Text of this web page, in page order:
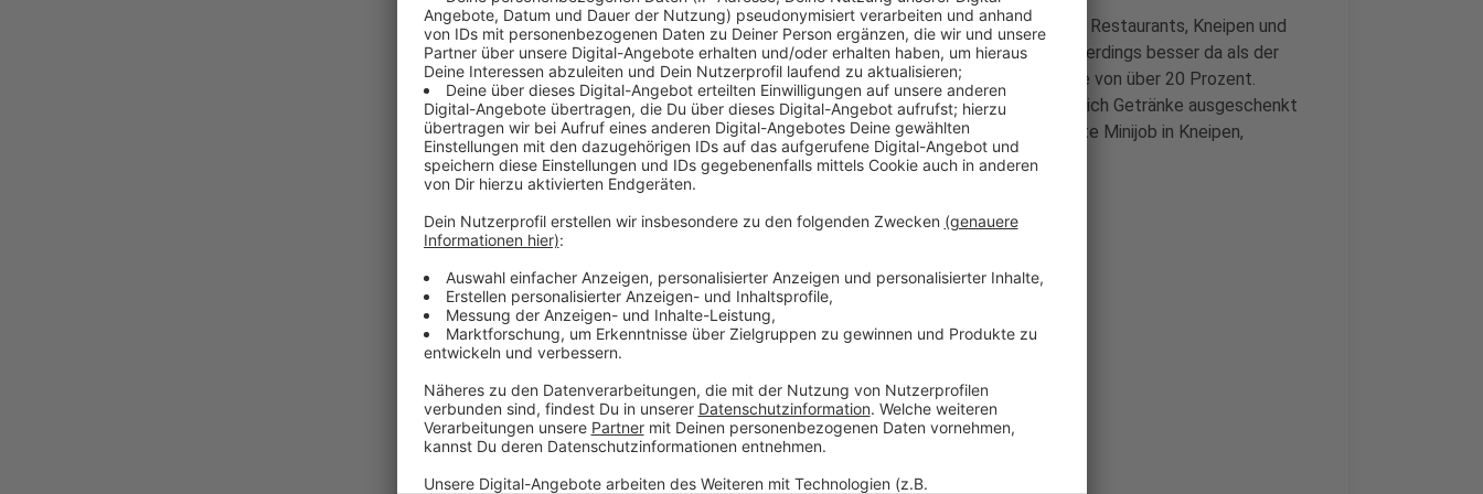
Insgesamt haben in den letzten vier Jahren knapp 13 Prozent der Restaurants, Kneipen und
Cafés in unserer Stadt dichtgemacht. Damit steht Leverkusen allerdings besser da als der
landesweite Schnitt – in ganz NRW gab es eine Schließungsquote von über 20 Prozent.
Besonders betroffen sind dabei die Betriebe, in denen hauptsächlich Getränke ausgeschenkt
werden. Und das hatte auch Folgen für die Mitarbeiter. Jeder dritte Minijob in Kneipen,
Diskotheken und Bars ist weggefallen.
Mehr Meldungen aus Leverkusen
Anzeige
Countdown bei Leverkusens Galeria Kaufhof
Kühle Orte in Leverkusen gesucht
Leverkusen: 55 Jahre Städtepartnerschaft mit Oulu